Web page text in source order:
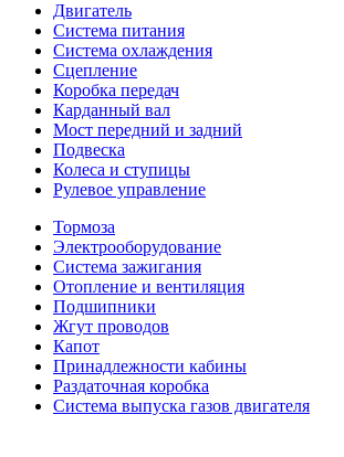
Двигатель
Система питания
Система охлаждения
Сцепление
Коробка передач
Карданный вал
Мост передний и задний
Подвеска
Колеса и ступицы
Рулевое управление
Тормоза
Электрооборудование
Система зажигания
Отопление и вентиляция
Подшипники
Жгут проводов
Капот
Принадлежности кабины
Раздаточная коробка
Система выпуска газов двигателя